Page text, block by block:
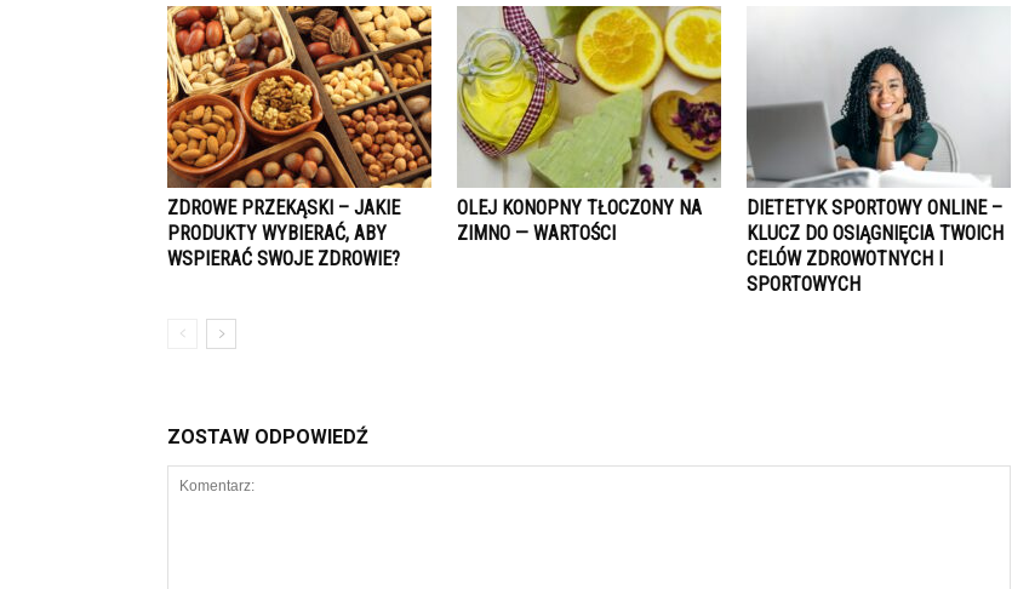
ZDROWE PRZEKĄSKI – JAKIE
PRODUKTY WYBIERAĆ, ABY
WSPIERAĆ SWOJE ZDROWIE?
OLEJ KONOPNY TŁOCZONY NA
ZIMNO — WARTOŚCI
DIETETYK SPORTOWY ONLINE –
KLUCZ DO OSIĄGNIĘCIA TWOICH
CELÓW ZDROWOTNYCH I
SPORTOWYCH
ZOSTAW ODPOWIEDŹ